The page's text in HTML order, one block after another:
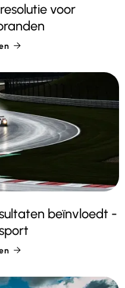
voor

beïnvloedt -
